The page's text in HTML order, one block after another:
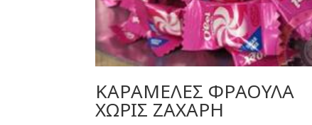
ΚΑΡΑΜΕΛΕΣ ΦΡΑΟΥΛΑ
ΧΩΡΙΣ ΖΑΧΑΡΗ